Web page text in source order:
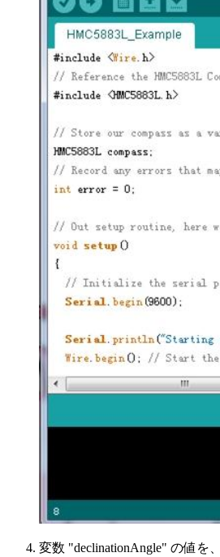
変数 "declinationAngle" の値を